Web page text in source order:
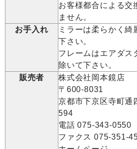
お客様都合による交
ません。
お手入れ
ミラーは柔らかく綺
下さい。
フレームはエアダス
除いて下さい。
販売者
株式会社岡本鏡店
〒600-8031
京都市下京区寺町通
594
電話 075-343-0550
ファクス 075-351-